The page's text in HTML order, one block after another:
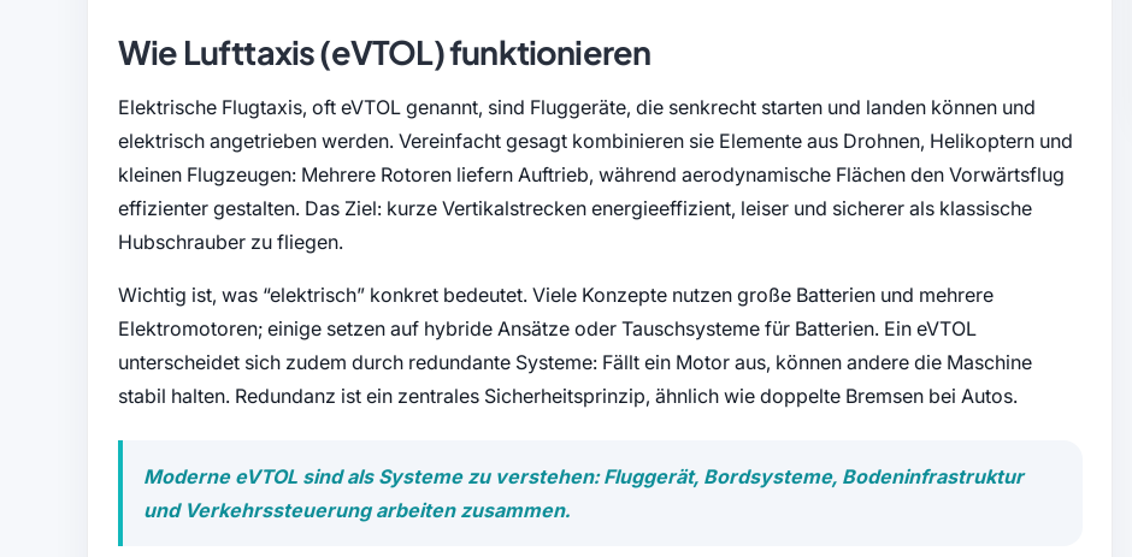
Wie Lufttaxis (eVTOL) funktionieren
Elektrische Flugtaxis, oft eVTOL genannt, sind Fluggeräte, die senkrecht starten und landen können und
elektrisch angetrieben werden. Vereinfacht gesagt kombinieren sie Elemente aus Drohnen, Helikoptern und
kleinen Flugzeugen: Mehrere Rotoren liefern Auftrieb, während aerodynamische Flächen den Vorwärtsflug
effizienter gestalten. Das Ziel: kurze Vertikalstrecken energieeffizient, leiser und sicherer als klassische
Hubschrauber zu fliegen.
Wichtig ist, was “elektrisch” konkret bedeutet. Viele Konzepte nutzen große Batterien und mehrere
Elektromotoren; einige setzen auf hybride Ansätze oder Tauschsysteme für Batterien. Ein eVTOL
unterscheidet sich zudem durch redundante Systeme: Fällt ein Motor aus, können andere die Maschine
stabil halten. Redundanz ist ein zentrales Sicherheitsprinzip, ähnlich wie doppelte Bremsen bei Autos.
Moderne eVTOL sind als Systeme zu verstehen: Fluggerät, Bordsysteme, Bodeninfrastruktur
und Verkehrssteuerung arbeiten zusammen.